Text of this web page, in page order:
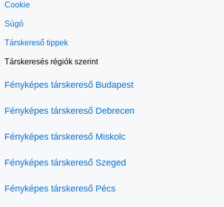
Cookie
Súgó
Társkereső tippek
Társkeresés régiók szerint
Fényképes társkereső Budapest
Fényképes társkereső Debrecen
Fényképes társkereső Miskolc
Fényképes társkereső Szeged
Fényképes társkereső Pécs